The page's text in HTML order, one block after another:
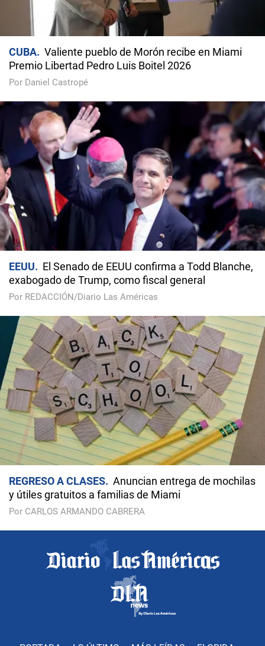
CUBA
Valiente pueblo de Morón recibe en Miami
Premio Libertad Pedro Luis Boitel 2026
Por Daniel Castropé
EEUU
El Senado de EEUU confirma a Todd Blanche,
exabogado de Trump, como fiscal general
Por REDACCIÓN/Diario Las Américas
REGRESO A CLASES
Anuncian entrega de mochilas
y útiles gratuitos a familias de Miami
Por CARLOS ARMANDO CABRERA